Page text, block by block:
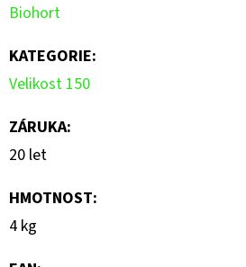
z
5
hvězdiček.
Biohort
KATEGORIE:
Velikost 150
ZÁRUKA:
20 let
HMOTNOST:
4 kg